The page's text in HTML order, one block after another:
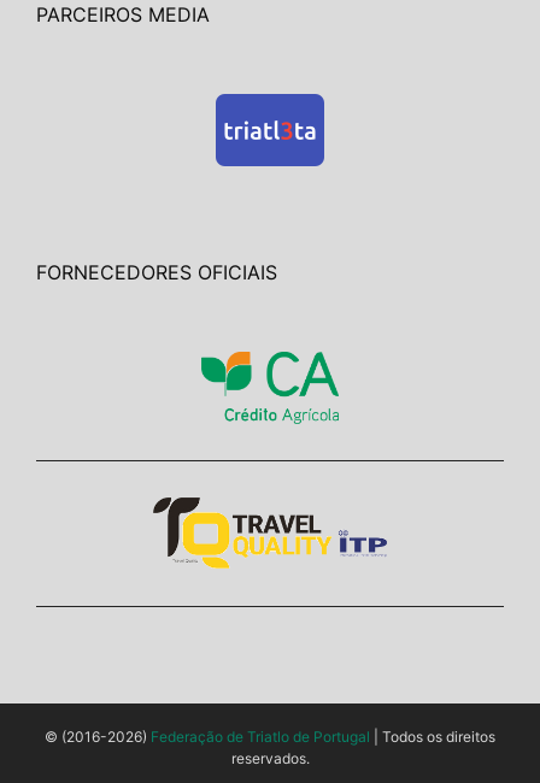
PARCEIROS MEDIA
FORNECEDORES OFICIAIS
© (2016-2026) Federação de Triatlo de Portugal | Todos os direitos
reservados.